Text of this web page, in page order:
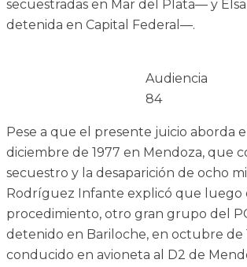
secuestradas en Mar del Plata— y
detenida en Capital Federal—.
Audiencia
84
Pese a que el presente juicio aborda
diciembre de 1977 en Mendoza, que
secuestro y la desaparición de ocho
Rodríguez Infante explicó que luego
procedimiento, otro gran grupo del
detenido en Bariloche, en octubre de
conducido en avioneta al D2 de